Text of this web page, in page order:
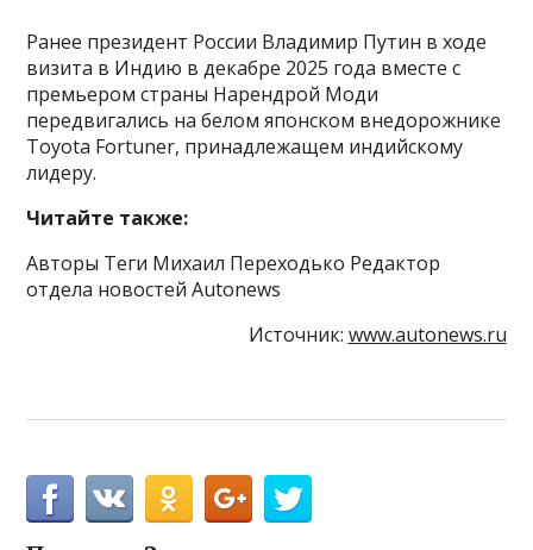
Ранее президент России Владимир Путин в ходе
визита в Индию в декабре 2025 года вместе с
премьером страны Нарендрой Моди
передвигались на белом японском внедорожнике
Toyota Fortuner, принадлежащем индийскому
лидеру.
Читайте также:
Авторы Теги Михаил Переходько Редактор
отдела новостей Autonews
Источник: www.autonews.ru